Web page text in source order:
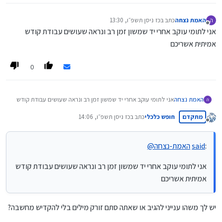
ה
מנותק
האמת נצחהכתב בכז ניסן תשפ״ו, 13:30
נערך לאחרונה על ידי
אני לתומי עוקב אחרי יד שמשון זמן רב ונראה שעושים עבודת קודש
אמיתית אשריכם
0
ה האמת נצחהאני לתומי עוקב אחרי יד שמשון זמן רב ונראה שעושים עבודת קודש
מנותק
מתקדם חופש כלכליכתב בכז ניסן תשפ״ו, 14:06
נערך לאחרונה על ידי
@האמת-נצחהsaid:
אני לתומי עוקב אחרי יד שמשון זמן רב ונראה שעושים עבודת קודש
אמיתית אשריכם
יש לך משהו ענייני להגיב או שאתה סתם זורק מילים בלי להקדיש מחשבה?